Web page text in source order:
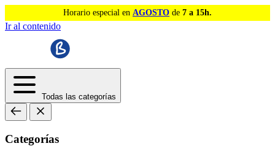
Horario especial en AGOSTO de 7 a 15h.
Ir al contenido
Todas las categorías
Categorías